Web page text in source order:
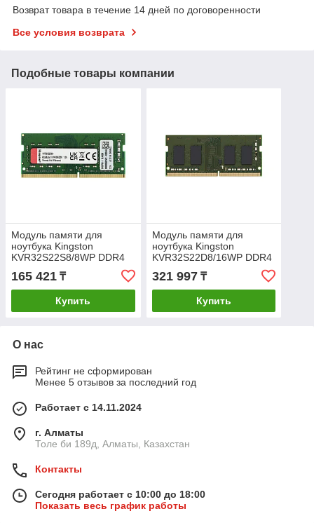
Возврат товара в течение 14 дней по договоренности
Все условия возврата
Подобные товары компании
Модуль памяти для
ноутбука Kingston
KVR32S22S8/8WP DDR4
8GB 3200MHz
165 421 ₸
Купить
Модуль памяти для
ноутбука Kingston
KVR32S22D8/16WP DDR4
16GB 3200MHz
321 997₸
Купить
О нас
Рейтинг не сформирован
Менее 5 отзывов за последний год
Работает с 14.11.2024
г. Алматы
Толе би 189д, Алматы, Казахстан
Контакты
Сегодня работает с 10:00 до 18:00
Показать весь график работы